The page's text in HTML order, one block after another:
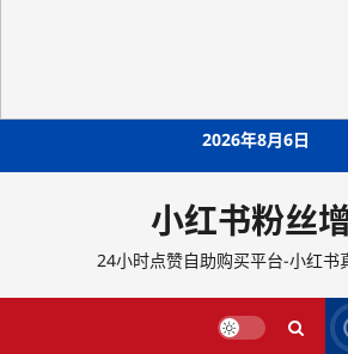
2026年8月6日
小红书粉丝
24小时点赞自助购买平台-小红书